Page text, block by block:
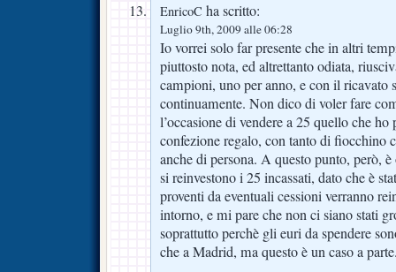
EnricoC ha scritto:
Luglio 9th, 2009 alle 06:28
Io vorrei solo far presente che in altri
piuttosto nota, ed altrettanto odiata,
campioni, uno per anno, e con il ricavato
continuamente. Non dico di voler fare
l’occasione di vendere a 25 quello che
confezione regalo, con tanto di fiocchino
anche di persona. A questo punto, però,
si reinvestono i 25 incassati, dato che è
proventi da eventuali cessioni verranno
intorno, e mi pare che non ci siano stati
soprattutto perchè gli euri da spendere
che a Madrid, ma questo è un caso a